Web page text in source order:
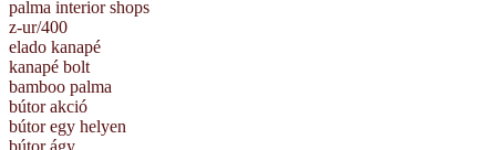
palma interior shops
z-ur/400
elado kanapé
kanapé bolt
bamboo palma
bútor akció
bútor egy helyen